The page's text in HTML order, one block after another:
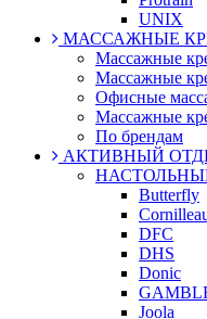
UNIX
МАССАЖНЫЕ
Массажные
Массажные
Офисные
Массажные
По брендам
АКТИВНЫЙ
Butterfly
DFC
DHS
Donic
Joola